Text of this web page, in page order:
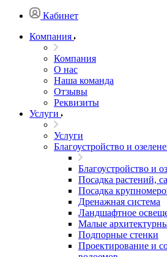
Кабинет
Компания
Компания
О нас
Наша команда
Отзывы
Реквизиты
Услуги
Услуги
Благоустройство и
Благоустройство и
Посадка растений,
Посадка
Дренажная система
Ландшафтное
Малые
Подпорные стенки
Проектирование и